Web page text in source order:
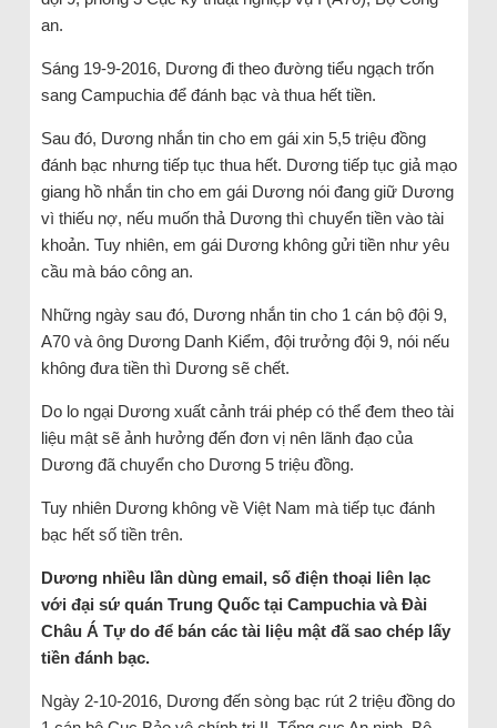
an.
Sáng 19-9-2016, Dương đi theo đường tiểu ngạch trốn
sang Campuchia để đánh bạc và thua hết tiền.
Sau đó, Dương nhắn tin cho em gái xin 5,5 triệu đồng
đánh bạc nhưng tiếp tục thua hết. Dương tiếp tục giả mạo
giang hồ nhắn tin cho em gái Dương nói đang giữ Dương
vì thiếu nợ, nếu muốn thả Dương thì chuyển tiền vào tài
khoản. Tuy nhiên, em gái Dương không gửi tiền như yêu
cầu mà báo công an.
Những ngày sau đó, Dương nhắn tin cho 1 cán bộ đội 9,
A70 và ông Dương Danh Kiểm, đội trưởng đội 9, nói nếu
không đưa tiền thì Dương sẽ chết.
Do lo ngại Dương xuất cảnh trái phép có thể đem theo tài
liệu mật sẽ ảnh hưởng đến đơn vị nên lãnh đạo của
Dương đã chuyển cho Dương 5 triệu đồng.
Tuy nhiên Dương không về Việt Nam mà tiếp tục đánh
bạc hết số tiền trên.
Dương nhiều lần dùng email, số điện thoại liên lạc
với đại sứ quán Trung Quốc tại Campuchia và Đài
Châu Á Tự do để bán các tài liệu mật đã sao chép lấy
tiền đánh bạc.
Ngày 2-10-2016, Dương đến sòng bạc rút 2 triệu đồng do